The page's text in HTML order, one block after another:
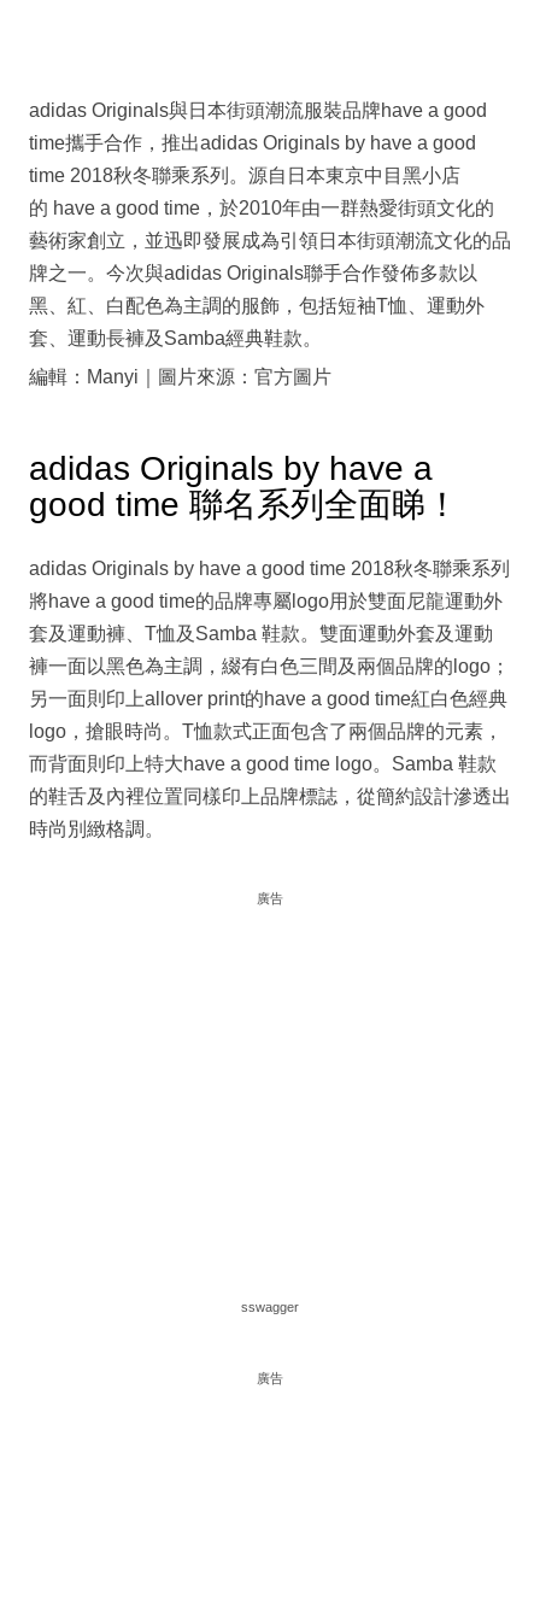
adidas Originals與日本街頭潮流服裝品牌have a good
time攜手合作，推出adidas Originals by have a good
time 2018秋冬聯乘系列。源自日本東京中目黑小店
的 have a good time，於2010年由一群熱愛街頭文化的
藝術家創立，並迅即發展成為引領日本街頭潮流文化的品
牌之一。今次與adidas Originals聯手合作發佈多款以
黑、紅、白配色為主調的服飾，包括短袖T恤、運動外
套、運動長褲及Samba經典鞋款。
編輯：Manyi｜圖片來源：官方圖片
adidas Originals by have a
good time 聯名系列全面睇！
adidas Originals by have a good time 2018秋冬聯乘系列
將have a good time的品牌專屬logo用於雙面尼龍運動外
套及運動褲、T恤及Samba 鞋款。雙面運動外套及運動
褲一面以黑色為主調，綴有白色三間及兩個品牌的logo；
另一面則印上allover print的have a good time紅白色經典
logo，搶眼時尚。T恤款式正面包含了兩個品牌的元素，
而背面則印上特大have a good time logo。Samba 鞋款
的鞋舌及內裡位置同樣印上品牌標誌，從簡約設計滲透出
時尚別緻格調。
廣告
sswagger
廣告